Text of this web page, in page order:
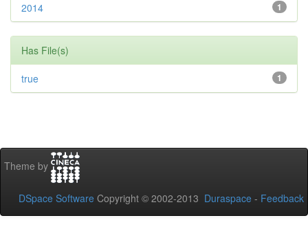
1
2014
Has File(s)
1
true
Theme by
DSpace Software Copyright © 2002-2013 Duraspace - Feedback